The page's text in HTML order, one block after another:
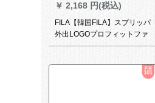
￥ 2,168 円(税込)
FILA【韓国FILA】スプリッパ
外出LOGOプロフィットファ
ンシープロリッパ海兵隊青/2